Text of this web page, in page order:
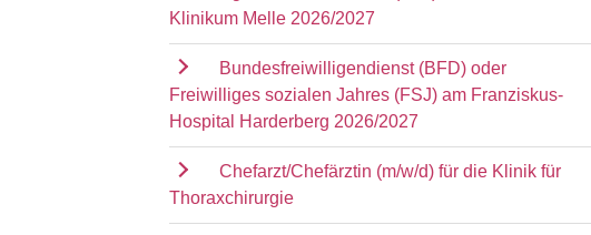
Klinikum Melle 2026/2027
Bundesfreiwilligendienst (BFD) oder
Freiwilliges sozialen Jahres (FSJ) am Franziskus-
Hospital Harderberg 2026/2027
Chefarzt/Chefärztin (m/w/d) für die Klinik für
Thoraxchirurgie